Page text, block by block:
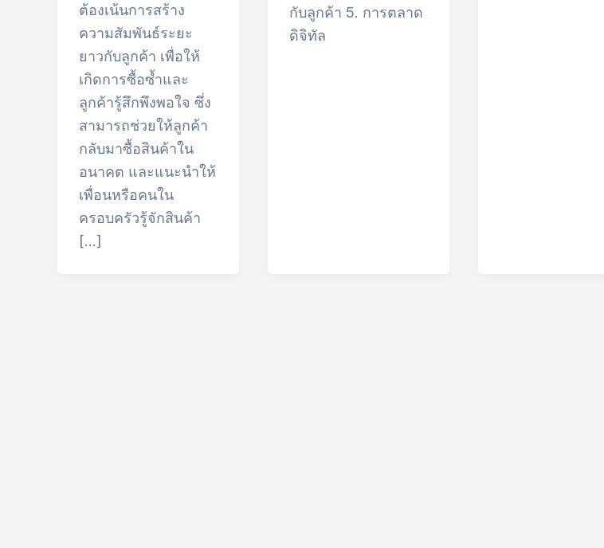
ต้องเน้นการสร้าง
ความสัมพันธ์ระยะ
ยาวกับลูกค้า เพื่อให้
เกิดการซื้อซ้ำและ
ลูกค้ารู้สึกพึงพอใจ ซึ่ง
สามารถช่วยให้ลูกค้า
กลับมาซื้อสินค้าใน
อนาคต และแนะนำให้
เพื่อนหรือคนใน
ครอบครัวรู้จักสินค้า
[…]
กับลูกค้า 5. การตลาด
ดิจิทัล